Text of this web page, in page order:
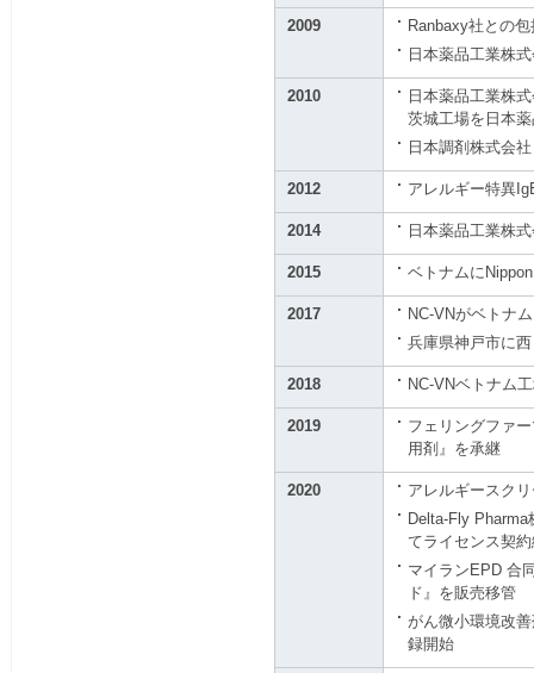
2009
Ranbaxy社との
日本薬品工業株
2010
日本薬品工業株
茨城工場を日本
日本調剤株式会
2012 アレルギー特異
2014 日本薬品工業株
2015 ベトナムに
2017
NC-VNがベトナ
兵庫県神戸市に
2018 NC-VNベトナム
2019
フェリングファ
用剤』を承継
2020
アレルギースク
Delta-Fly
てライセンス契
マイランEPD 合
ド』を販売移管
がん微小環境改
録開始